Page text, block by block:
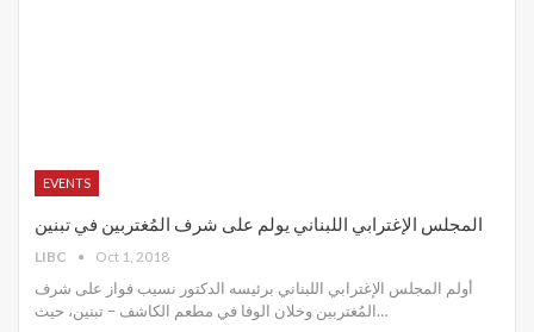
EVENTS
المجلس الإغترابي اللبناني يولم على شرف المُغتربين في تبنين
LIBC Oct 1, 2018
أولم المجلس الإغترابي اللبناني برئيسه الدكتور نسيب فواز على شرف
المُغتربين وخلان الوفا في مطعم الكاشف – تبنين، حيث…